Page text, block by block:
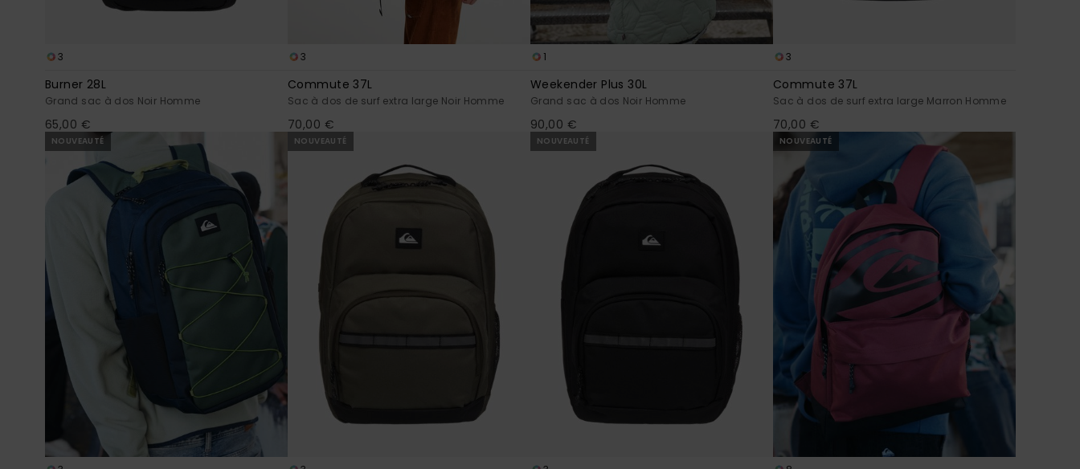
3
Burner 28L
Grand sac à dos Noir Homme
65,00 €
3
Commute 37L
Sac à dos de surf extra large Noir Homme
70,00 €
1
Weekender Plus 30L
Grand sac à dos Noir Homme
90,00 €
3
Commute 37L
Sac à dos de surf extra large Marron Homme
70,00 €
NOUVEAUTÉ NOUVEAUTÉ NOUVEAUTÉ NOUVEAUTÉ